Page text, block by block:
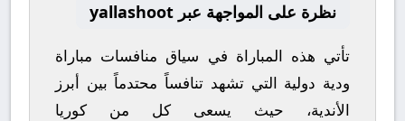
نظرة على المواجهة عبر yallashoot
تأتي هذه المباراة في سياق منافسات مباراة
ودية دولية التي تشهد تنافساً محتدماً بين أبرز
الأندية، حيث يسعى كل من كوريا